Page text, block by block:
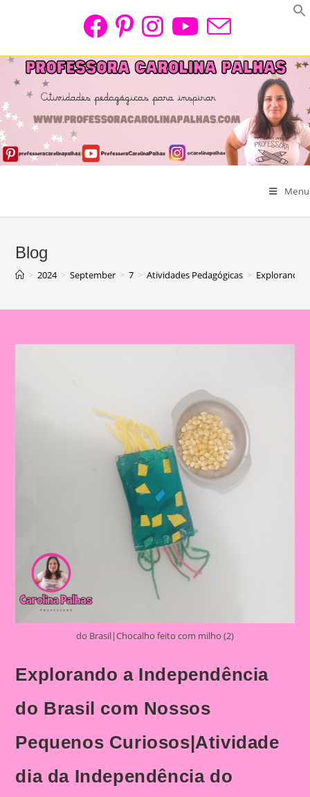
Menu
Blog
> 2024 > September > 7 > Atividades Pedagógicas > Explorando
do Brasil|Chocalho feito com milho (2)
Explorando a Independência
do Brasil com Nossos
Pequenos Curiosos|Atividade
dia da Independência do